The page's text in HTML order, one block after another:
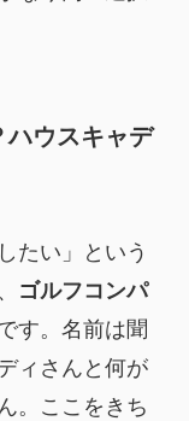
ハウスキャデ
たい」という
ゴルフコンパ
す。名前は聞
ィさんと何が
。ここをきち